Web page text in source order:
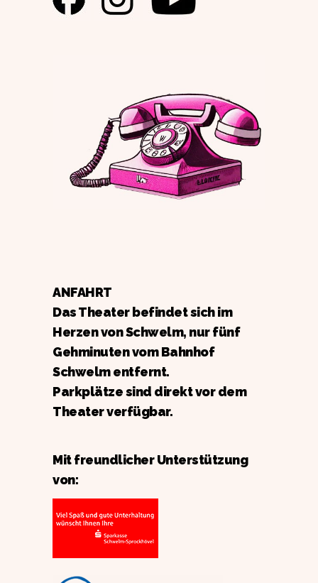
ANFAHRT
Das Theater befindet sich im
Herzen von Schwelm, nur fünf
Gehminuten vom Bahnhof
Schwelm entfernt.
Parkplätze sind direkt vor dem
Theater verfügbar.
Mit freundlicher Unterstützung
von: